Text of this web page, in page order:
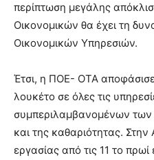
περίπτωση μεγάλης
Οικονομικών θα έχει τη
Οικονομικών Υπηρεσιών.
Έτσι, η ΠΟΕ- ΟΤΑ
λουκέτο σε όλες τις
συμπεριλαμβανομένων
και της καθαριότητας.
εργασίας από τις 11 το